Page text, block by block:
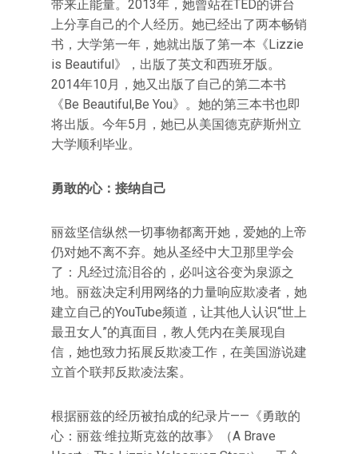
带来正能量。2013年，她曾站在TED的讲台
上分享自己的个人经历。她已经出了两本畅销
书，大学第一年，她就出版了第一本《Lizzie
is Beautiful》，出版了英文和西班牙版。
2014年10月，她又出版了自己的第二本书
《Be Beautiful,Be You》。她的第三本书也即
将出版。今年5月，她已从美国德克萨斯州立
大学顺利毕业。
勇敢的心：接纳自己
丽兹坚信纵然一切事物都离开她，爱她的上帝
仍对她不离不弃。她从圣经中大卫那里学会
了：凡经过流泪谷的，必叫这谷变为泉源之
地。丽兹决定利用网络的力量响应欺凌者，她
建立自己的YouTube频道，让其他人认识“世上
最丑女人”的真面目，教人凭内在美展现自
信，她也致力拓展反欺凌工作，在美国游说建
立首个联邦反欺凌法案。
根据丽兹的经历被拍成的纪录片——《勇敢的
心：丽兹·维拉斯克兹的故事》（A Brave